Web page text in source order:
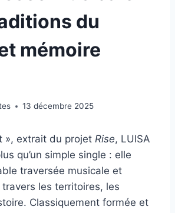
du
mémoire
13 décembre 2025
», extrait du projet Rise, LUISA
qu’un simple single : elle
traversée musicale et
les territoires, les
Classiquement formée et